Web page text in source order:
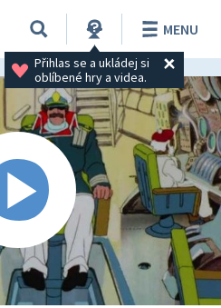
Přihlas se a ukládej si
oblíbené hry a videa.
MENU